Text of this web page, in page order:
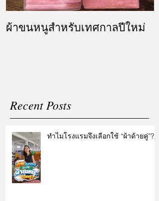
ผ้าขนหนูสำหรับเทศกาลปีใหม่
Recent Posts
ทำไมโรงแรมจึงเลือกใช้ “ผ้าด้ายคู่”?